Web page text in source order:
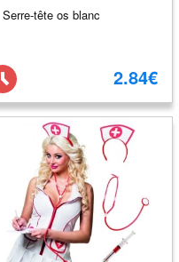
Serre-tête os blanc
2.84€